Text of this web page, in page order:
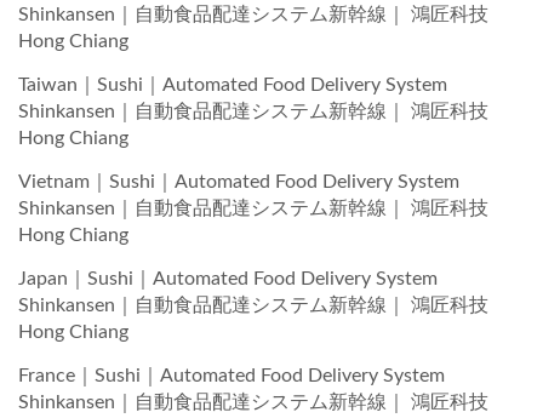
Shinkansen｜自動食品配達システム新幹線｜ 鴻匠科技
Hong Chiang
Taiwan｜Sushi｜Automated Food Delivery System
Shinkansen｜自動食品配達システム新幹線｜ 鴻匠科技
Hong Chiang
Vietnam｜Sushi｜Automated Food Delivery System
Shinkansen｜自動食品配達システム新幹線｜ 鴻匠科技
Hong Chiang
Japan｜Sushi｜Automated Food Delivery System
Shinkansen｜自動食品配達システム新幹線｜ 鴻匠科技
Hong Chiang
France｜Sushi｜Automated Food Delivery System
Shinkansen｜自動食品配達システム新幹線｜ 鴻匠科技